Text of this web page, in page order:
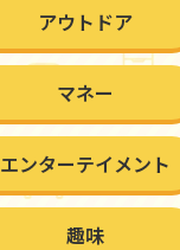
アウトドア
マネー
エンターテイメント
趣味